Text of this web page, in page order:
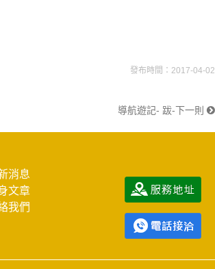
發布時間：2017-04-02
導航遊記- 跋-下一則
消息
文章
我們